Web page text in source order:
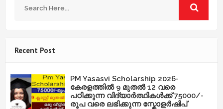
Recent Post
PM Yasasvi Scholarship 2026-
കേരളത്തിൽ 9 മുതൽ 12 വരെ
പഠിക്കുന്ന വിദ്യാർത്ഥികൾക്ക് 75000/-
രൂപ വരെ ലഭിക്കുന്ന സ്കോളർഷിപ്